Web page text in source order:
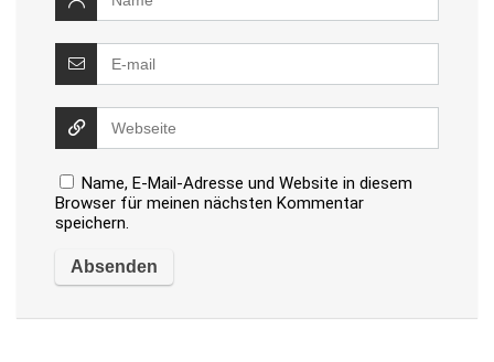
Name, E-Mail-Adresse und Website in diesem
Browser für meinen nächsten Kommentar
speichern.